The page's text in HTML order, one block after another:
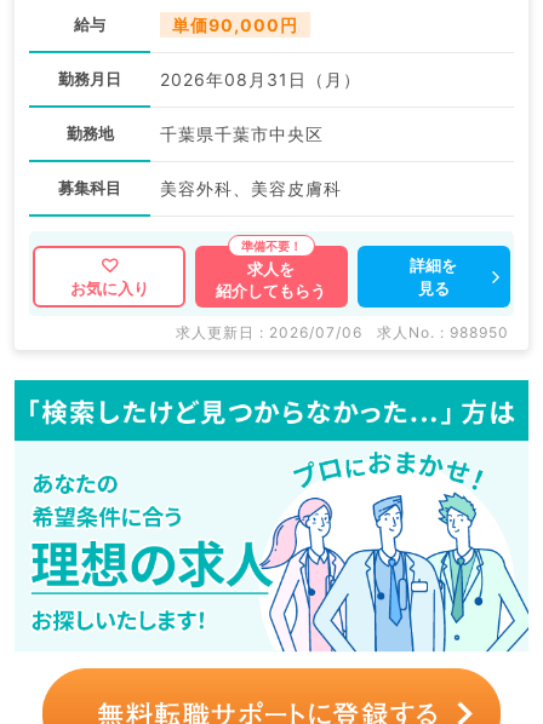
給与 単価90,000円
勤務月日 2026年08月31日（月）
勤務地 千葉県千葉市中央区
募集科目 美容外科、美容皮膚科
お気に入り
求人を
紹介してもらう
詳細を
見る
求人更新日 : 2026/07/06 求人No. : 988950